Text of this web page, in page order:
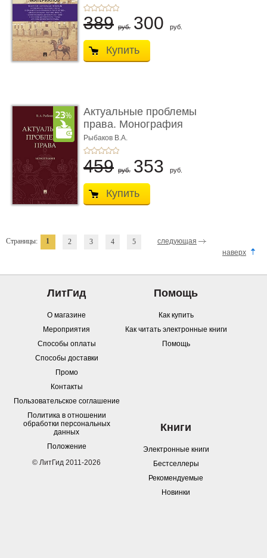
389 руб. 300 руб.
Купить
Актуальные проблемы
права. Монография
Рыбаков В.А.
459 руб. 353 руб.
Купить
Страницы: 1 2 3 4 5
следующая
наверх
ЛитГид
О магазине
Мероприятия
Способы оплаты
Способы доставки
Промо
Контакты
Пользовательское соглашение
Политика в отношении
обработки персональных
данных
Положение
© ЛитГид 2011-2026
Помощь
Как купить
Как читать электронные книги
Помощь
Книги
Электронные книги
Бестселлеры
Рекомендуемые
Новинки